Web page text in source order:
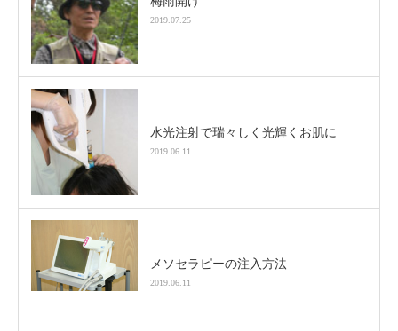
2019.07.25
水光注射で瑞々しく光輝くお肌に
2019.06.11
メソセラピーの注入方法
2019.06.11